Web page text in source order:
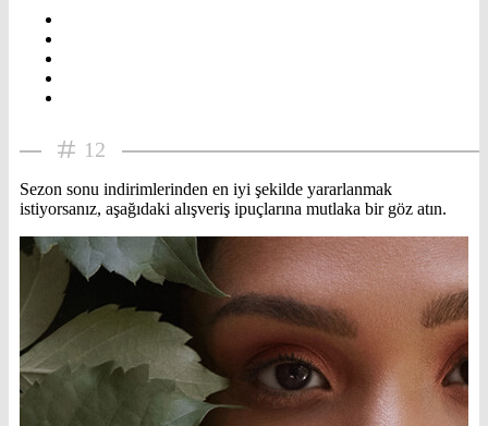
12
Sezon sonu indirimlerinden en iyi şekilde yararlanmak
istiyorsanız, aşağıdaki alışveriş ipuçlarına mutlaka bir göz atın.